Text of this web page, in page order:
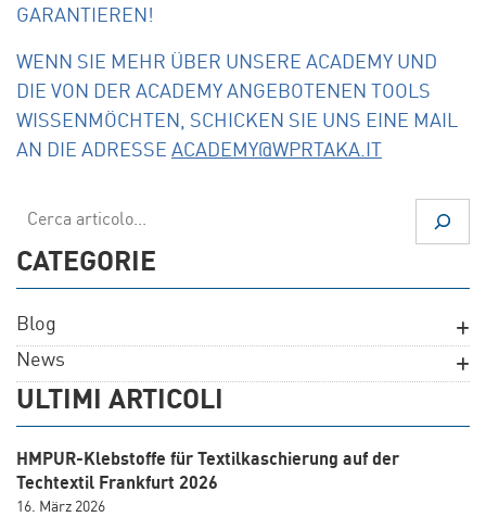
GARANTIEREN!
WENN SIE MEHR ÜBER UNSERE ACADEMY UND
DIE VON DER ACADEMY ANGEBOTENEN TOOLS
WISSENMÖCHTEN, SCHICKEN SIE UNS EINE MAIL
AN DIE ADRESSE ACADEMY@WPRTAKA.IT
Suchen
CATEGORIE
Blog
News
ULTIMI ARTICOLI
HMPUR-Klebstoffe für Textilkaschierung auf der
Techtextil Frankfurt 2026
16. März 2026